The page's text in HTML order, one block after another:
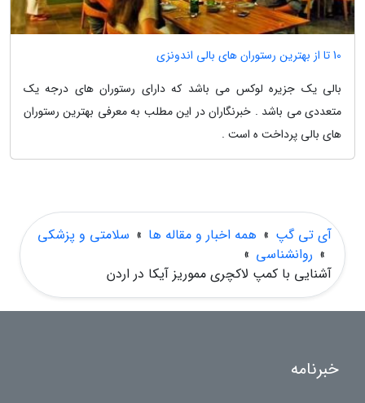
10 تا از بهترین رستوران های بالی اندونزی
بالی یک جزیره لوکس می باشد که دارای رستوران های درجه یک
متعددی می باشد . خبرنگاران در این مطلب به معرفی بهترین رستوران
های بالی پرداخت ه است .
آی تی گپ » همه اخبار و مقاله ها » سلامتی و پزشکی
» روانشناسی »
آشنایی با کمپ لاکچری مموریز آیکا در اردن
خبرنامه